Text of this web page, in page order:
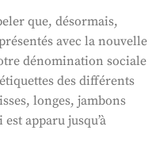
que, désormais,
avec la nouvelle
dénomination sociale
des différents
longes, jambons
apparu jusqu’à